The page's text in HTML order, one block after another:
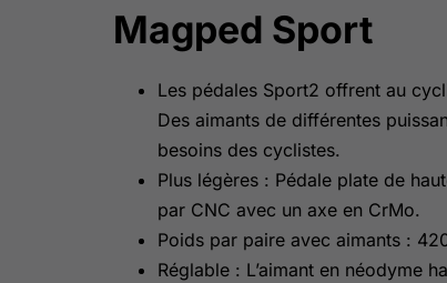
Magped Sport
Les pédales Sport2 offrent au
Des aimants de différentes
besoins des cyclistes.
Plus légères : Pédale plate de
par CNC avec un axe en CrMo.
Poids par paire avec aimants :
Réglable : L’aimant en néodyme